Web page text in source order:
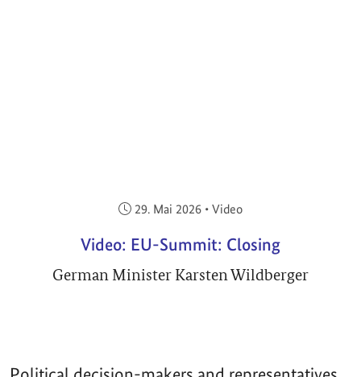
Veröffentlicht am:
29. Mai 2026 • Video
Video: EU-Summit: Closing
German Minister Karsten Wildberger